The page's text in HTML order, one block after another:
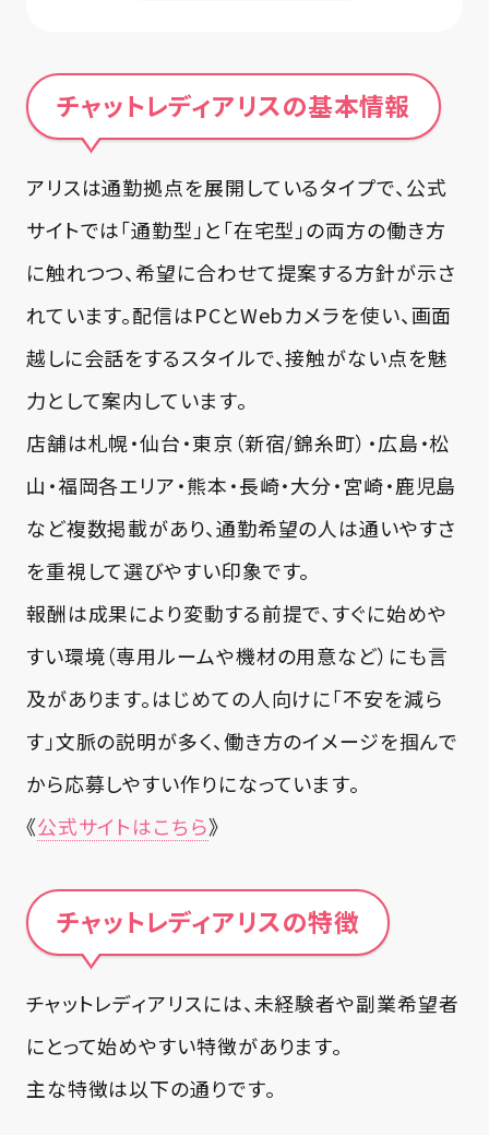
のが良いです。女性スタッフさんが相談に乗
ってくれて、服やメイクの見せ方まで具体的
に教えてもらえました。焦らず続けられてい
ます。
投稿日
2025.12.26
本業後に短時間だけ、という働き方でも出
勤強制がないので続けやすいです。支払い
一緒に考えてくれるのが心強かったです。
18-24歳
学生
投稿日
2025.12.15
最初は顔出しに抵抗がありましたが、出し方
を含めて相談できて安心でした。通勤だと
個室が落ち着くし、全額日払いで「今月ピン
チ」を乗り切れたのが助かりました。
チャットレディアリスの基本情報
アリスは通勤拠点を展開しているタイプで、公式
サイトでは「通勤型」と「在宅型」の両方の働き方
に触れつつ、希望に合わせて提案する方針が示さ
れています。配信はPCとWebカメラを使い、画面
越しに会話をするスタイルで、接触がない点を魅
力として案内しています。
店舗は札幌・仙台・東京（新宿/錦糸町）・広島・松
山・福岡各エリア・熊本・長崎・大分・宮崎・鹿児島
など複数掲載があり、通勤希望の人は通いやすさ
を重視して選びやすい印象です。
報酬は成果により変動する前提で、すぐに始めや
すい環境（専用ルームや機材の用意など）にも言
及があります。はじめての人向けに「不安を減ら
す」文脈の説明が多く、働き方のイメージを掴んで
から応募しやすい作りになっています。
《公式サイトはこちら》
チャットレディアリスの特徴
チャットレディアリスには、未経験者や副業希望者
にとって始めやすい特徴があります。
主な特徴は以下の通りです。